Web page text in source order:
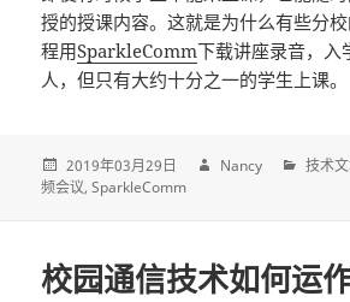
授的授课内容。这就是为什么有些分
程用SparkleComm下载讲座录音，入
人，但只有大约十分之一的学生上课。
2019年03月29日 Nancy 技术
频会议 SparkleComm
校园通信技术如何运作